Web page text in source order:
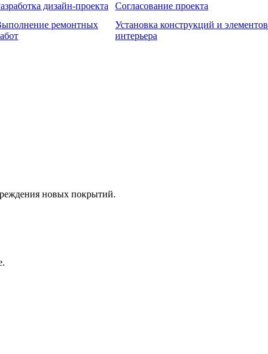
дизайн-проекта Согласование проекта
ремонтных
Установка конструкций и элементов
интерьера
новых покрытий.